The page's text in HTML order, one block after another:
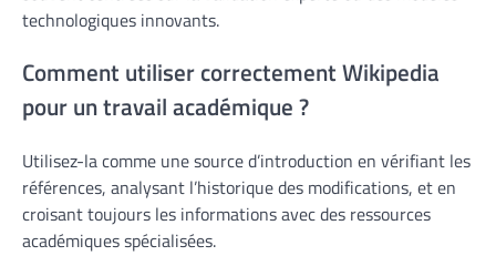
technologiques innovants.
Comment utiliser correctement Wikipedia
pour un travail académique ?
Utilisez-la comme une source d’introduction en vérifiant les
références, analysant l’historique des modifications, et en
croisant toujours les informations avec des ressources
académiques spécialisées.